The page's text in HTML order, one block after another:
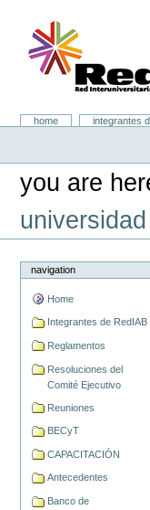
content.
Portal RedIAB
Sectionshome integrantes
you are
navigation
Home
Integrantes de RedIAB
Reglamentos
Resoluciones del
Comité Ejecutivo
Reuniones
BECyT
CAPACITACIÓN
Antecedentes
Banco de